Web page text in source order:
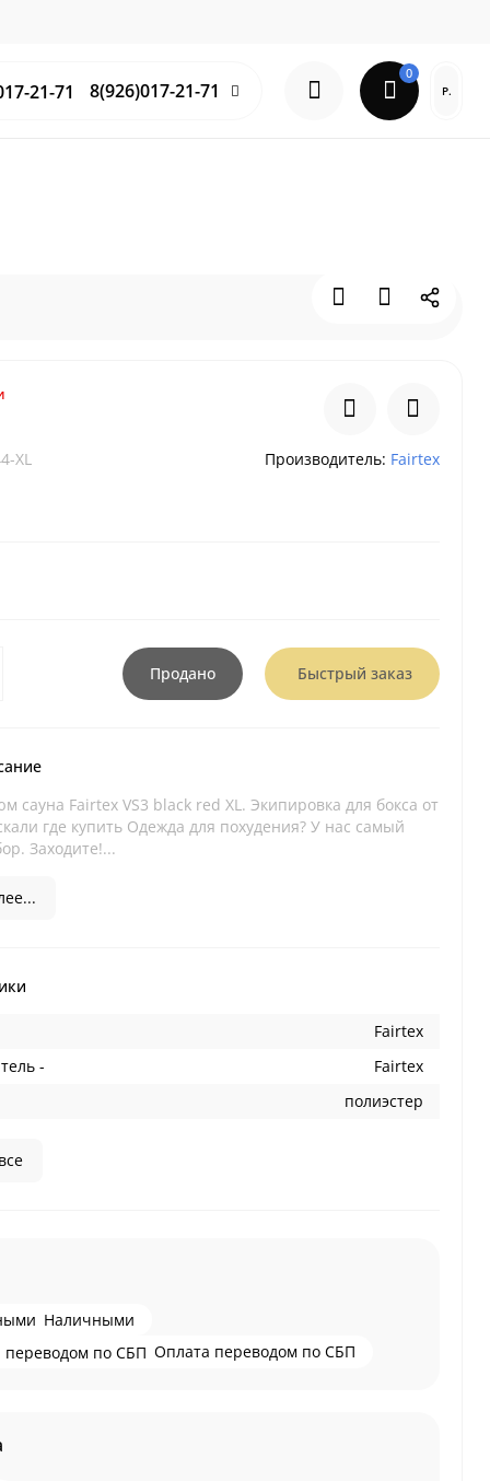
8(926)017-21-71
0
Р.
XL Производитель: Fairtex
Продано Быстрый заказ
сауна Fairtex VS3 black red XL. Экипировка для бокса от
где купить Одежда для похудения? У нас самый
Заходите!...
Fairtex
-
Fairtex
полиэстер
Наличными
Оплата переводом по СБП